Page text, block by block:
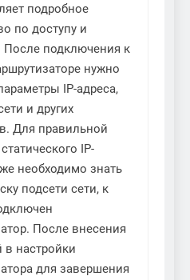
подробное
по доступу и
После подключения к
нужно
IP-адреса,
и других
Для правильной
IP-
необходимо знать
подсети сети, к
После внесения
в настройки
для завершения